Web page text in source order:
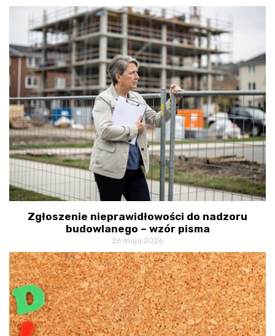
Zgłoszenie nieprawidłowości do nadzoru
budowlanego – wzór pisma
26 maja 2026